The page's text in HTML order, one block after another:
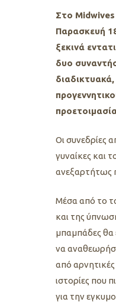
Στο Midwives
Παρασκευή
ξεκινά
δυο
Oι συνεδρίες
γυναίκες και
ανεξαρτήτως
Μέσα από το
και της
μπαμπάδες θα
να
από
ιστορίες που
για την